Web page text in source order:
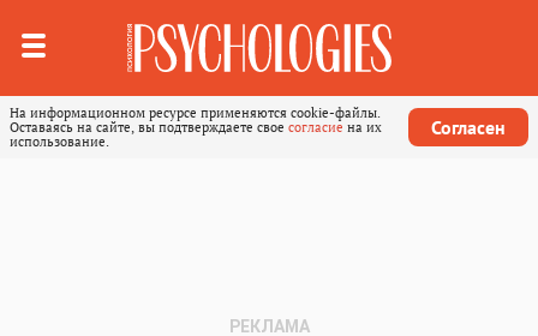
На информационном ресурсе применяются cookie-файлы.
Оставаясь на сайте, вы подтверждаете свое согласие на их
использование.
Согласен